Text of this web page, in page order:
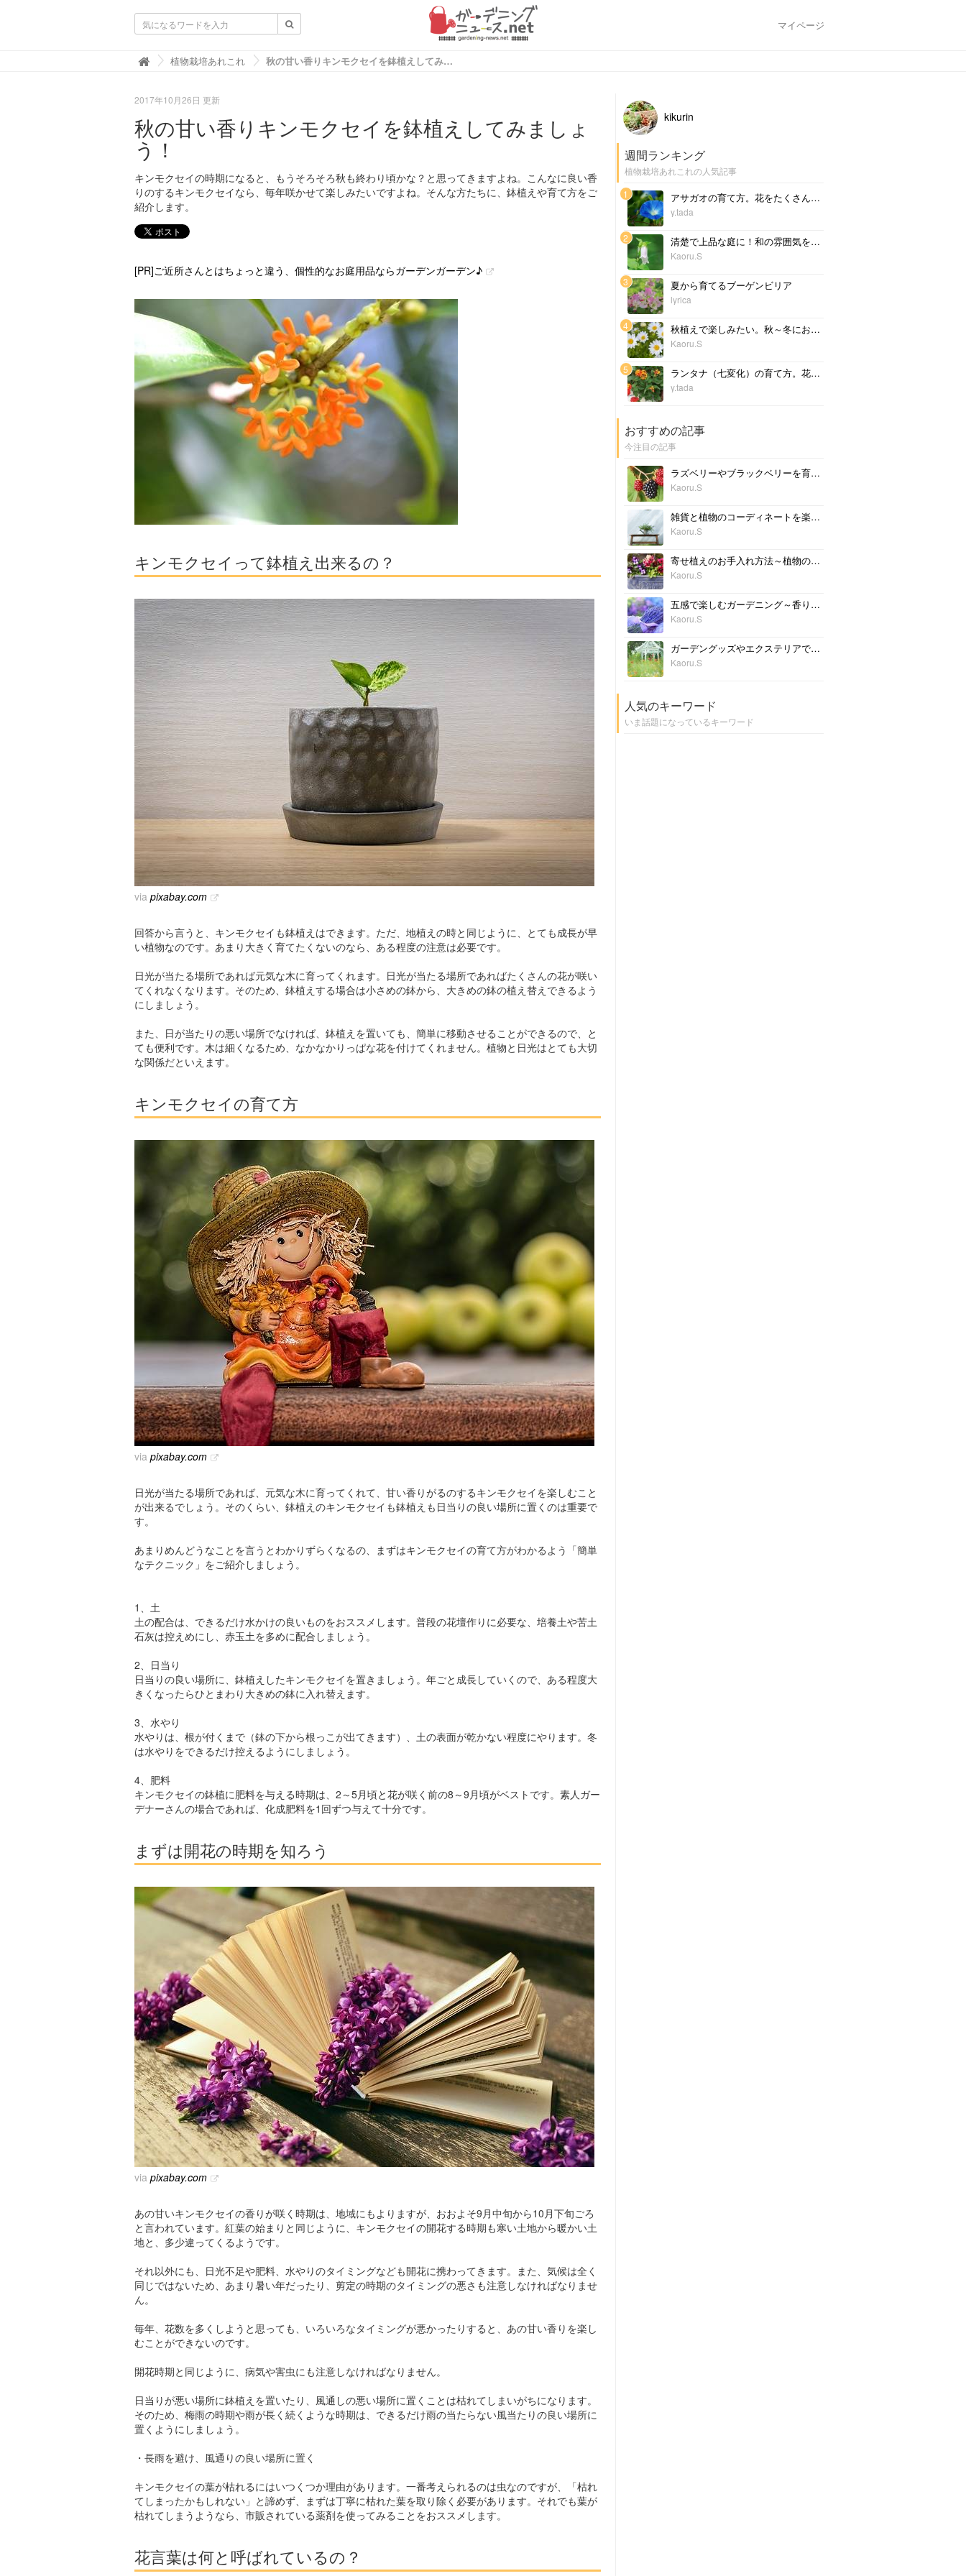
マイページ
ガーデニングニュース.net
植物栽培あれこれ 秋の甘い香りキンモクセイを鉢植えしてみましょう！
2017年10月26日 更新
秋の甘い香りキンモクセイを鉢植えしてみましょ
う！
キンモクセイの時期になると、もうそろそろ秋も終わり頃かな？と思ってきますよね。こんなに良い香
りのするキンモクセイなら、毎年咲かせて楽しみたいですよね。そんな方たちに、鉢植えや育て方をご
紹介します。
[PR]ご近所さんとはちょっと違う、個性的なお庭用品ならガーデンガーデン♪
キンモクセイって鉢植え出来るの？
via pixabay.com
回答から言うと、キンモクセイも鉢植えはできます。ただ、地植えの時と同じように、とても成長が早
い植物なのです。あまり大きく育てたくないのなら、ある程度の注意は必要です。
日光が当たる場所であれば元気な木に育ってくれます。日光が当たる場所であればたくさんの花が咲い
てくれなくなります。そのため、鉢植えする場合は小さめの鉢から、大きめの鉢の植え替えできるよう
にしましょう。
また、日が当たりの悪い場所でなければ、鉢植えを置いても、簡単に移動させることができるので、と
ても便利です。木は細くなるため、なかなかりっぱな花を付けてくれません。植物と日光はとても大切
な関係だといえます。
キンモクセイの育て方
via pixabay.com
日光が当たる場所であれば、元気な木に育ってくれて、甘い香りがるのするキンモクセイを楽しむこと
が出来るでしょう。そのくらい、鉢植えのキンモクセイも鉢植えも日当りの良い場所に置くのは重要で
す。
あまりめんどうなことを言うとわかりずらくなるの、まずはキンモクセイの育て方がわかるよう「簡単
なテクニック」をご紹介しましょう。
1、土
土の配合は、できるだけ水かけの良いものをおススメします。普段の花壇作りに必要な、培養土や苦土
石灰は控えめにし、赤玉土を多めに配合しましょう。
2、日当り
日当りの良い場所に、鉢植えしたキンモクセイを置きましょう。年ごと成長していくので、ある程度大
きくなったらひとまわり大きめの鉢に入れ替えます。
3、水やり
水やりは、根が付くまで（鉢の下から根っこが出てきます）、土の表面が乾かない程度にやります。冬
は水やりをできるだけ控えるようにしましょう。
4、肥料
キンモクセイの鉢植に肥料を与える時期は、2～5月頃と花が咲く前の8～9月頃がベストです。素人ガー
デナーさんの場合であれば、化成肥料を1回ずつ与えて十分です。
まずは開花の時期を知ろう
via pixabay.com
あの甘いキンモクセイの香りが咲く時期は、地域にもよりますが、おおよそ9月中旬から10月下旬ごろ
と言われています。紅葉の始まりと同じように、キンモクセイの開花する時期も寒い土地から暖かい土
地と、多少違ってくるようです。
それ以外にも、日光不足や肥料、水やりのタイミングなども開花に携わってきます。また、気候は全く
同じではないため、あまり暑い年だったり、剪定の時期のタイミングの悪さも注意しなければなりませ
ん。
毎年、花数を多くしようと思っても、いろいろなタイミングが悪かったりすると、あの甘い香りを楽し
むことができないのです。
開花時期と同じように、病気や害虫にも注意しなければなりません。
日当りが悪い場所に鉢植えを置いたり、風通しの悪い場所に置くことは枯れてしまいがちになります。
そのため、梅雨の時期や雨が長く続くような時期は、できるだけ雨の当たらない風当たりの良い場所に
置くようにしましょう。
・長雨を避け、風通りの良い場所に置く
キンモクセイの葉が枯れるにはいつくつか理由があります。一番考えられるのは虫なのですが、「枯れ
てしまったかもしれない」と諦めず、まずは丁寧に枯れた葉を取り除く必要があります。それでも葉が
枯れてしまうようなら、市販されている薬剤を使ってみることをおススメします。
花言葉は何と呼ばれているの？
kikurin
週間ランキング
植物栽培あれこれの人気記事
1
アサガオの育て方。花をたくさん咲かせる方法や種の収穫方法
y.tada
2 清楚で上品な庭に！和の雰囲気を持つ植物の魅力～春・夏～
Kaoru.S
3 夏から育てるブーゲンビリア
lyrica
4 秋植えで楽しみたい。秋～冬におすすめの花9選
Kaoru.S
5 ランタナ（七変化）の育て方。花が終わったあとの切り戻し方法や花の増やし方
y.tada
おすすめの記事
今注目の記事
ラズベリーやブラックベリーを育ててみよう！使い方もご紹介
Kaoru.S
雑貨と植物のコーディネートを楽しもう！
Kaoru.S
寄せ植えのお手入れ方法～植物の植え替えとメンテナンス
Kaoru.S
五感で楽しむガーデニング～香りを楽しむ植物を植えてみよう
Kaoru.S
ガーデングッズやエクステリアで簡単に。立体感のある庭作りのススメ
Kaoru.S
人気のキーワード
いま話題になっているキーワード